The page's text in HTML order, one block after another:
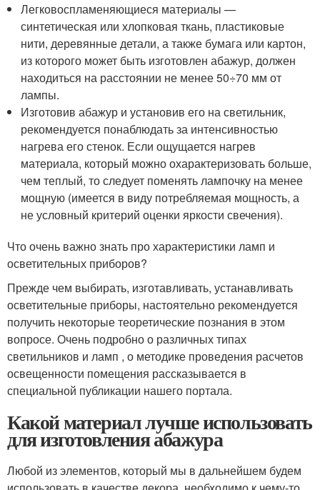
Легковоспламеняющиеся материалы —
синтетическая или хлопковая ткань, пластиковые
нити, деревянные детали, а также бумага или картон,
из которого может быть изготовлен абажур, должен
находиться на расстоянии не менее 50÷70 мм от
лампы.
Изготовив абажур и установив его на светильник,
рекомендуется понаблюдать за интенсивностью
нагрева его стенок. Если ощущается нагрев
материала, который можно охарактеризовать больше,
чем теплый, то следует поменять лампочку на менее
мощную (имеется в виду потребляемая мощность, а
не условный критерий оценки яркости свечения).
Что очень важно знать про характеристики ламп и
осветительных приборов?
Прежде чем выбирать, изготавливать, устанавливать
осветительные приборы, настоятельно рекомендуется
получить некоторые теоретические познания в этом
вопросе. Очень подробно о различных типах
светильников и ламп , о методике проведения расчетов
освещенности помещения рассказывается в
специальной публикации нашего портала.
Какой материал лучше использовать
для изготовления абажура
Любой из элементов, который мы в дальнейшем будем